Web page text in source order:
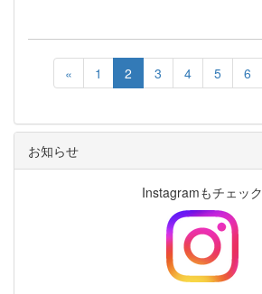
« 1 2 3 4 5 6
お知らせ
Instagramもチェック